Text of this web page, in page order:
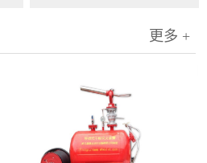
更多 +